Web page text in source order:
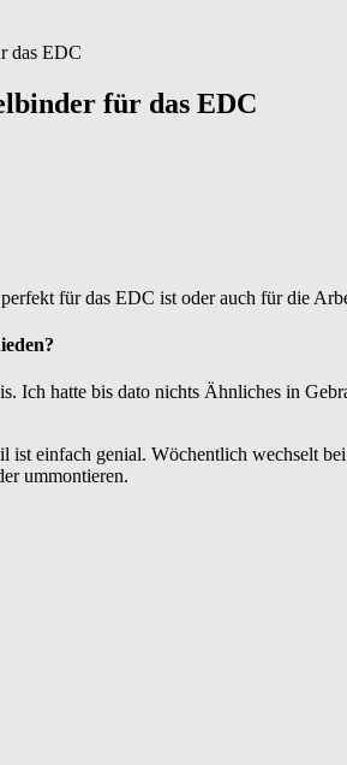
das EDC
für das EDC
für das EDC ist oder auch für die
Ich hatte bis dato nichts Ähnliches in
einfach genial. Wöchentlich wechselt
ummontieren.